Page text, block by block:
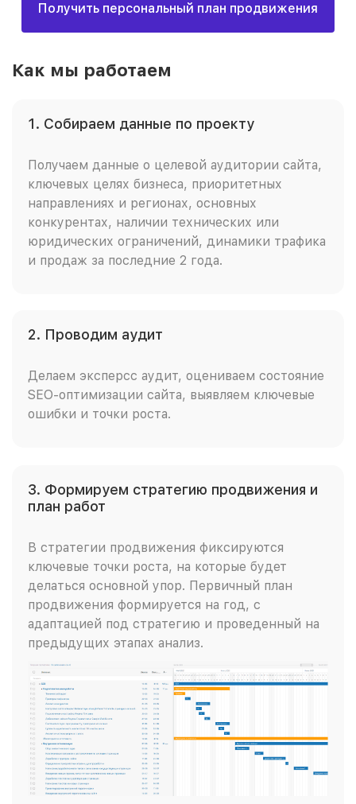
Получить персональный план продвижения
Как мы работаем
1. Собираем данные по проекту
Получаем данные о целевой аудитории сайта,
ключевых целях бизнеса, приоритетных
направлениях и регионах, основных
конкурентах, наличии технических или
юридических ограничений, динамики трафика
и продаж за последние 2 года.
2. Проводим аудит
Делаем эксперсс аудит, оцениваем состояние
SEO-оптимизации сайта, выявляем ключевые
ошибки и точки роста.
3. Формируем стратегию продвижения и
план работ
В стратегии продвижения фиксируются
ключевые точки роста, на которые будет
делаться основной упор. Первичный план
продвижения формируется на год, с
адаптацией под стратегию и проведенный на
предыдущих этапах анализ.